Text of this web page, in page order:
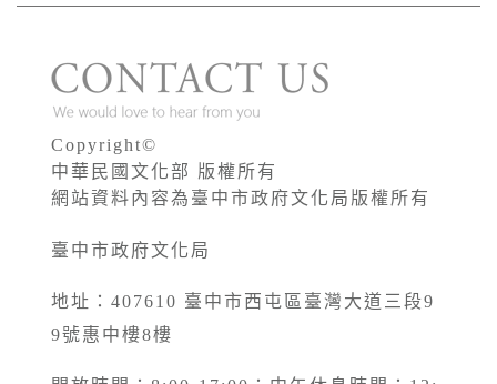
Copyright©
中華民國文化部 版權所有
網站資料內容為臺中市政府文化局版權所有
臺中市政府文化局
地址：407610 臺中市西屯區臺灣大道三段9
9號惠中樓8樓